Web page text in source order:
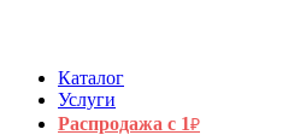
Каталог
Услуги
Распродажа с 1₽